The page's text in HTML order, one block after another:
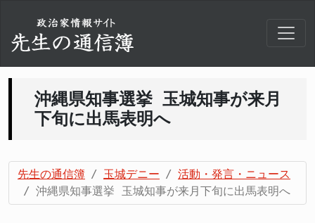
沖縄県知事選挙 玉城知事が来月
下旬に出馬表明へ
先生の通信簿 玉城デニー
活動・発言・ニュース
沖縄県知事選挙 玉城知事が来月下旬に出馬表明へ